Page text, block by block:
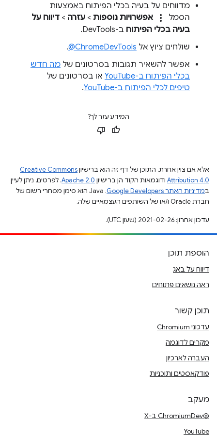
מדווחים על בעיה בכלי הפיתוח באמצעות
הסמל
more_vert אפשרויות נוספות > עזרה > דיווח על
בעיה בכלי הפיתוח ב-DevTools.
שולחים ציוץ אל ‎@ChromeDevTools
.
אפשר להשאיר תגובות בסרטונים של מה חדש
בכלי הפיתוח ב-YouTube
או בסרטונים של
טיפים לכלי הפיתוח ב-YouTube
.
המידע עזר לך?
אלא אם צוין אחרת, התוכן של דף זה הוא ברישיוןCreative Commons
Attribution 4.0 ודוגמאות הקוד הן ברישיון Apache 2.0. לפרטים, ניתן לעיין
במדיניות האתר Google Developers‏
.‏ Java הוא סימן מסחרי רשום של
חברת Oracle ו/או של השותפים העצמאיים שלה.
עדכון אחרון: 2021-02-26 (שעון UTC).
הוספת תוכן
דיווח על באג
ראה נושאים פתוחים
תוכן קשור
עדכוני Chromium
מקרים לדוגמה
העברה לארכיון
פודקאסטים ותוכניות
מעקב
@ChromiumDev ב-X
YouTube